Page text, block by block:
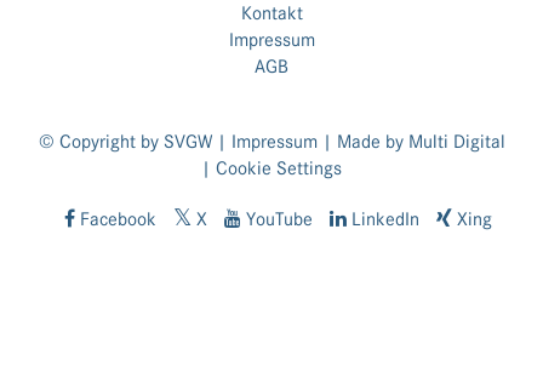
Kontakt
Impressum
AGB
© Copyright by SVGW | Impressum| Made by Multi Digital
| Cookie Settings
Facebook X YouTube LinkedIn Xing